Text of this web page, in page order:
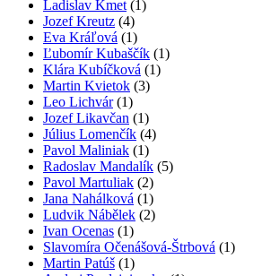
Ladislav Kmet (1)
Jozef Kreutz (4)
Eva Kráľová (1)
Ľubomír Kubaščík (1)
Klára Kubíčková (1)
Martin Kvietok (3)
Leo Lichvár(1)
Jozef Likavčan (1)
Július Lomenčík (4)
Pavol Maliniak (1)
Radoslav Mandalík (5)
Pavol Martuliak (2)
Jana Nahálková (1)
Ludvik Nábělek (2)
Ivan Ocenas (1)
Slavomíra Očenášová-Štrbová (1)
Martin Patúš (1)